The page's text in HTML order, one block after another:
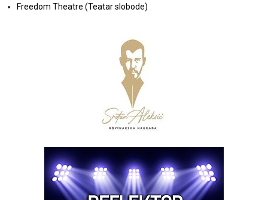
Freedom Theatre (Teatar slobode)